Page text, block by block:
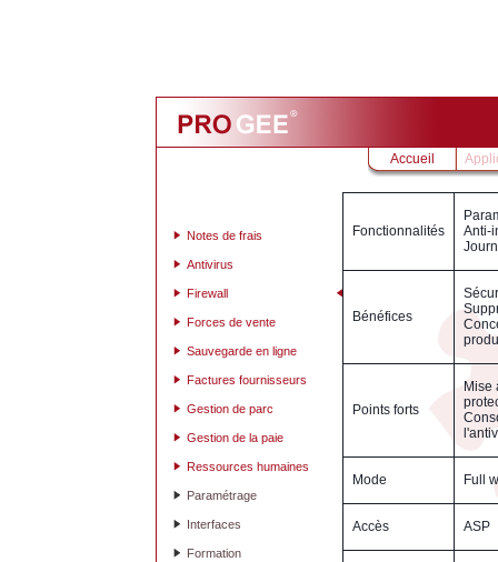
Accueil
Notes de frais
Antivirus
Firewall
Forces de vente
Sauvegarde en ligne
Factures fournisseurs
Gestion de parc
Gestion de la paie
Ressources humaines
Paramétrage
Interfaces
Formation
Fonctionnalités
Anti-
Bénéfices
Points forts
Mise
Mode Full
Accès ASP